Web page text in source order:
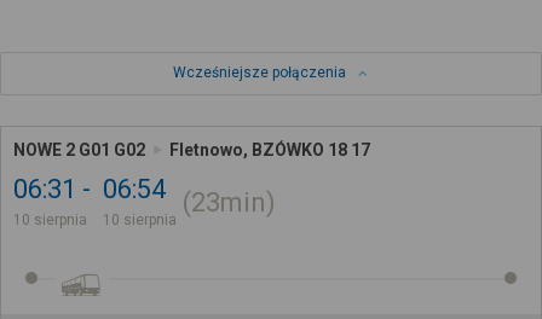
Wcześniejsze połączenia
NOWE 2 G01 G02 Fletnowo, BZÓWKO 18 17
06:31
10 sierpnia
06:54
10 sierpnia
23min